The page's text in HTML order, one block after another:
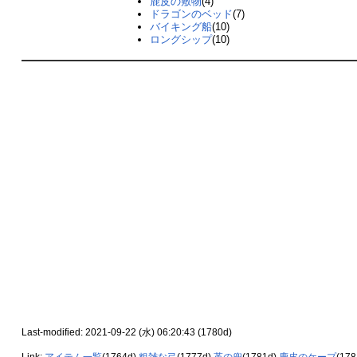
ドラゴンのベッド(7)
バイキング船(10)
ロングシップ(10)
Last-modified: 2021-09-22 (水) 06:20:43 (1780d)